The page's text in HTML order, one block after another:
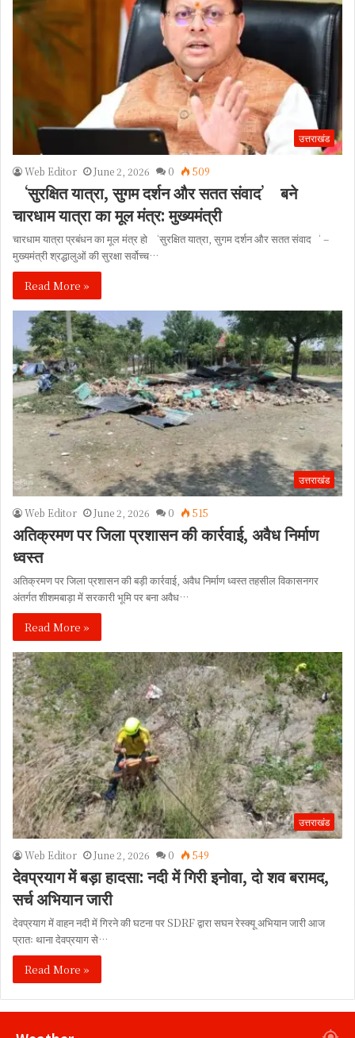
उत्तराखंड
Web Editor June 2, 2026 0 509
‘सुरक्षित यात्रा, सुगम दर्शन और सतत संवाद’ बने
चारधाम यात्रा का मूल मंत्र: मुख्यमंत्री
चारधाम यात्रा प्रबंधन का मूल मंत्र हो ‘सुरक्षित यात्रा, सुगम दर्शन और सतत संवाद‘ –
मुख्यमंत्री श्रद्धालुओं की सुरक्षा सर्वोच्च…
Read More »
उत्तराखंड
Web Editor June 2, 2026 0 515
अतिक्रमण पर जिला प्रशासन की कार्रवाई, अवैध निर्माण
ध्वस्त
अतिक्रमण पर जिला प्रशासन की बड़ी कार्रवाई, अवैध निर्माण ध्वस्त तहसील विकासनगर
अंतर्गत शीशमबाड़ा में सरकारी भूमि पर बना अवैध…
Read More »
उत्तराखंड
Web Editor June 2, 2026 0 549
देवप्रयाग में बड़ा हादसा: नदी में गिरी इनोवा, दो शव बरामद,
सर्च अभियान जारी
देवप्रयाग में वाहन नदी में गिरने की घटना पर SDRF द्वारा सघन रेस्क्यू अभियान जारी आज
प्रातः थाना देवप्रयाग से…
Read More »